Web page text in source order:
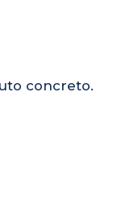
concreto.